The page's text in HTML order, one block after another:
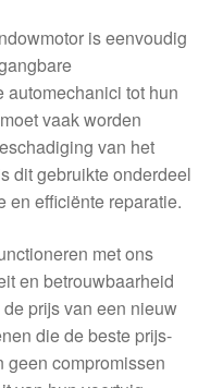
is eenvoudig
tot hun
vaak worden
van het
dit gebruikte onderdeel
en efficiënte reparatie.
met ons
en betrouwbaarheid
prijs van een nieuw
die de beste prijs-
geen compromissen